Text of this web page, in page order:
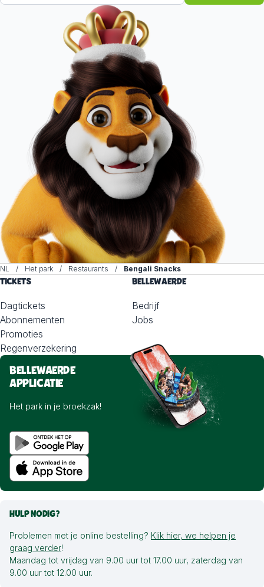
NL Het park Restaurants Bengali Snacks
TICKETS
Dagtickets
Abonnementen
Promoties
Regenverzekering
BELLEWAERDE
Bedrijf
Jobs
BELLEWAERDE
APPLICATIE
Het park in je broekzak!
HULP NODIG?
Problemen met je online bestelling? Klik hier, we helpen je
graag verder!
Maandag tot vrijdag van 9.00 uur tot 17.00 uur, zaterdag van
9.00 uur tot 12.00 uur.